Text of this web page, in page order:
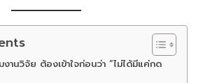
งานวิจัย ต้องเข้าใจก่อนว่า “ไม่ได้มีแค่กด